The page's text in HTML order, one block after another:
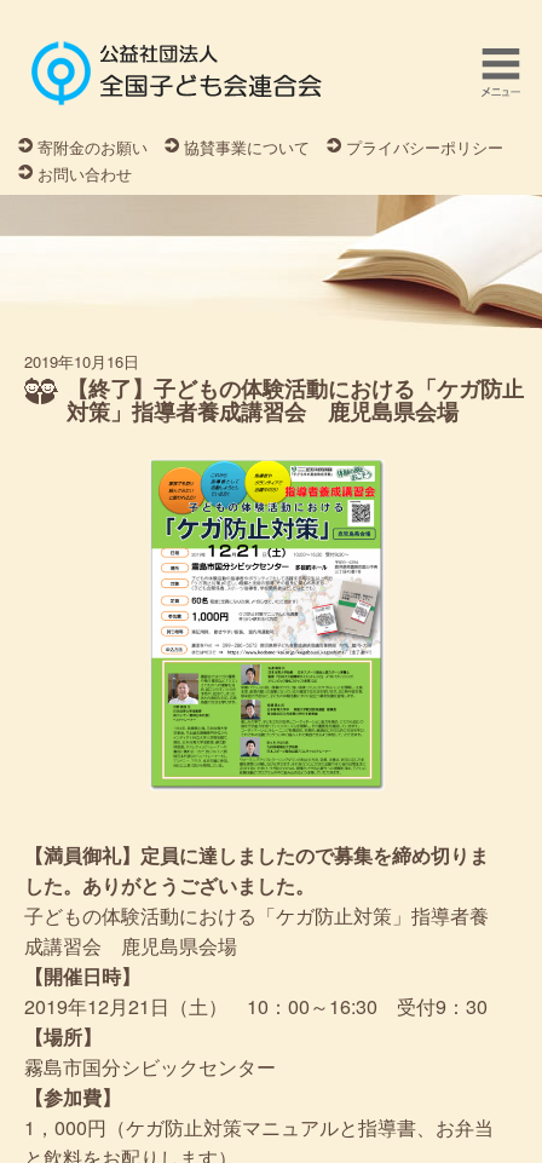
寄附金のお願い 協賛事業について
プライバシーポリシー
お問い合わせ
2019年10月16日
【終了】子どもの体験活動における「ケガ防止
対策」指導者養成講習会 鹿児島県会場
【満員御礼】定員に達しましたので募集を締め切りま
した。ありがとうございました。
子どもの体験活動における「ケガ防止対策」指導者養
成講習会 鹿児島県会場
【開催日時】
2019年12月21日（土） 10：00～16:30 受付9：30
【場所】
霧島市国分シビックセンター
【参加費】
1，000円（ケガ防止対策マニュアルと指導書、お弁当